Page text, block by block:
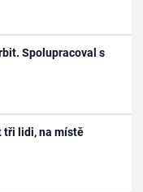
Spolupracoval s
tři lidi, na místě